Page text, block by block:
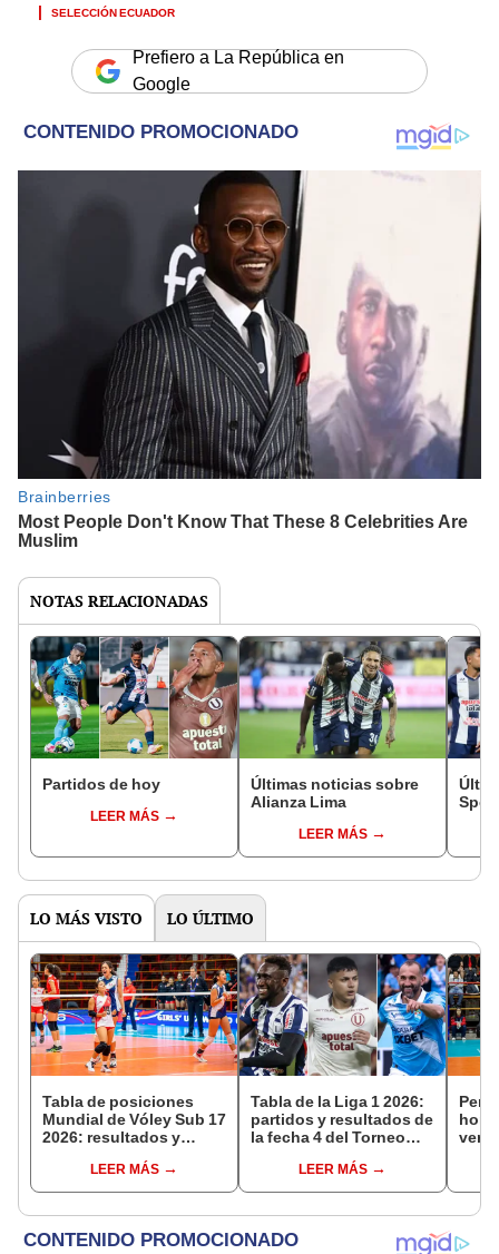
SELECCIÓN ECUADOR
Prefiero a La República en
Google
NOTAS RELACIONADAS
Partidos de hoy
LEER MÁS
Últimas noticias sobre
Alianza Lima
LEER MÁS
LO MÁS VISTO LO ÚLTIMO
Tabla de posiciones
Mundial de Vóley Sub 17
2026: resultados y
de gruposLEER MÁS
Tabla de la Liga 1 2026:
partidos y resultados de
la fecha 4 del Torneo
del Acumulado
LEER MÁS
hora
ver